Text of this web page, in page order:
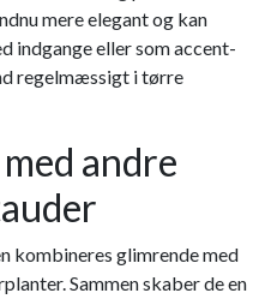
mere elegant og kan
indgange eller som accent-
regelmæssigt i tørre
andre
kombineres glimrende med
Sammen skaber de en